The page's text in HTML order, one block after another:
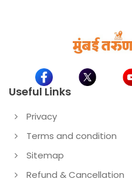
Useful Links
Privacy
Terms and condition
Sitemap
Refund & Cancellation